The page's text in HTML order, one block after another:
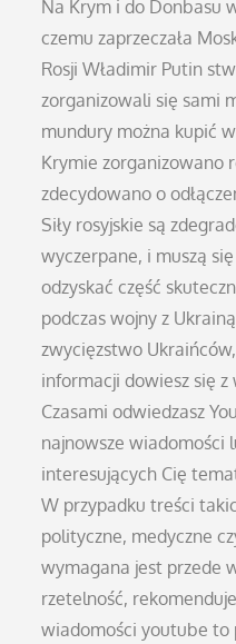
Na Krym i do Donbasu
czemu zaprzeczała
Rosji Władimir Putin
zorganizowali się sami
mundury można kupić
Krymie zorganizowano
zdecydowano o
Siły rosyjskie są
wyczerpane, i muszą
odzyskać część
podczas wojny z
zwycięzstwo
informacji dowiesz się
Czasami odwiedzasz
najnowsze wiadomości
interesujących Cię
W przypadku treści
polityczne, medyczne
wymagana jest przede
rzetelność,
wiadomości youtube to